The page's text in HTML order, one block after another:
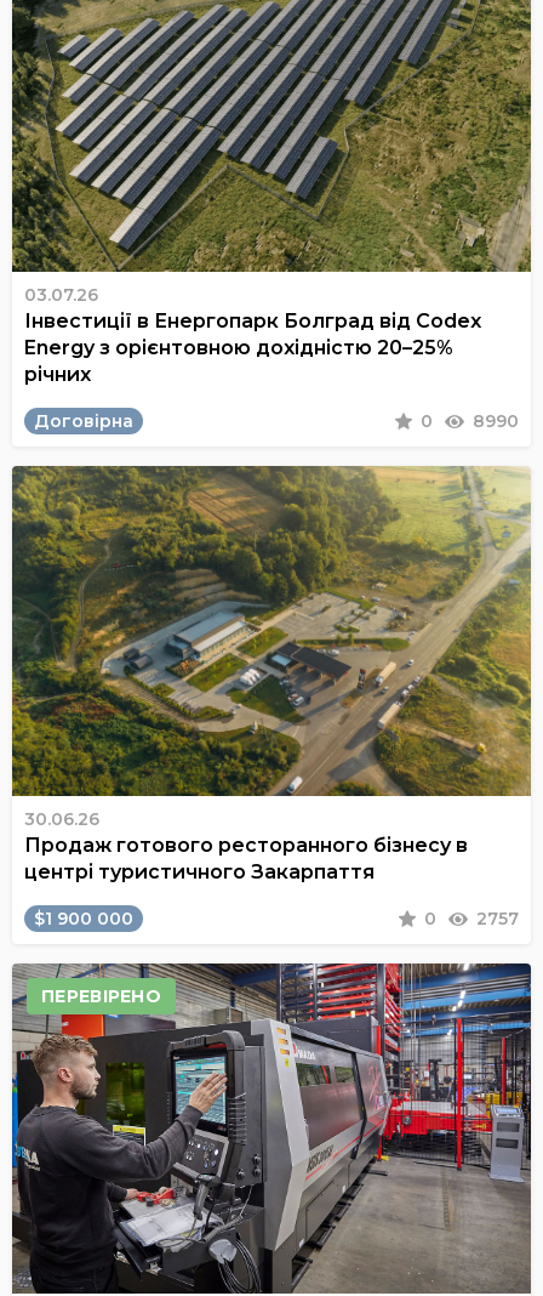
03.07.26
Інвестиції в Енергопарк Болград від Codex
Energy з орієнтовною дохідністю 20–25%
річних
Договірна 0 8990
30.06.26
Продаж готового ресторанного бізнесу в
центрі туристичного Закарпаття
$1 900 000 0 2757
ПЕРЕВІРЕНО